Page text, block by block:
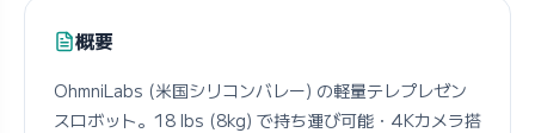
概要
OhmniLabs (米国シリコンバレー) の軽量テレプレゼン
スロボット。18 lbs (8kg) で持ち運び可能・4Kカメラ搭